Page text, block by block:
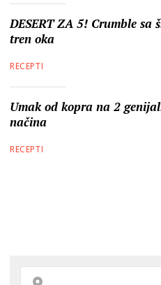
DESERT ZA 5! Crumble sa
tren oka
RECEPTI
Umak od kopra na 2
načina
RECEPTI